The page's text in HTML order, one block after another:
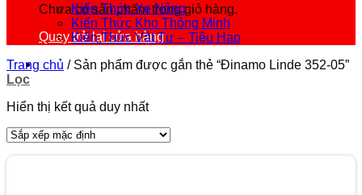
Chưa có sản phẩm trong giỏ hàng.
Quay trở lại cửa hàng
Kiến Thức Xe Nâng
Kiến Thức Kho Thông Minh
Kiến Thức Vật Tư – Tiêu Hao
Trang chủ /Sản phẩm được gắn thẻ “Đinamo Linde 352-05”
Lọc
Hiển thị kết quả duy nhất